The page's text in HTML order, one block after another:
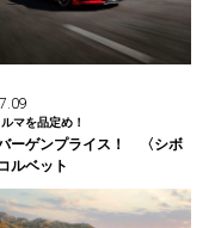
マを品定め！
ーゲンプライス！ 〈シボ
ルベット